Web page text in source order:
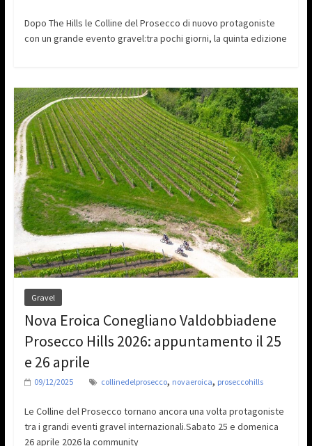
Dopo The Hills le Colline del Prosecco di nuovo protagoniste
con un grande evento gravel:tra pochi giorni, la quinta edizione
Gravel
Nova Eroica Conegliano Valdobbiadene
Prosecco Hills 2026: appuntamento il 25
e 26 aprile
09/12/2025 collinedelprosecco, novaeroica, proseccohills
Le Colline del Prosecco tornano ancora una volta protagoniste
tra i grandi eventi gravel internazionali.Sabato 25 e domenica
26 aprile 2026 la community